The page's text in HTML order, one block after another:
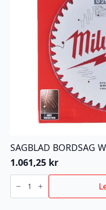
SAGBLAD BORDSAG
1.061,25 kr
SAGBLAD
BORDSAG
W210X30X48T
antall